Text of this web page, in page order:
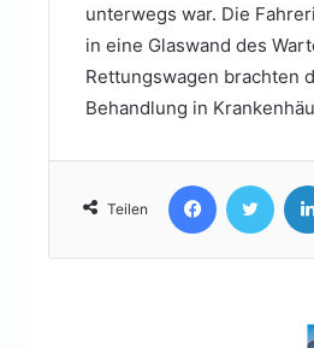
unterwegs war. Die
in eine Glaswand des
Rettungswagen brachten
Behandlung in
Teilen
Facebook